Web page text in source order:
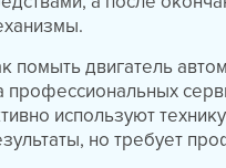
помыть двигатель
профессиональных
используют
но требует